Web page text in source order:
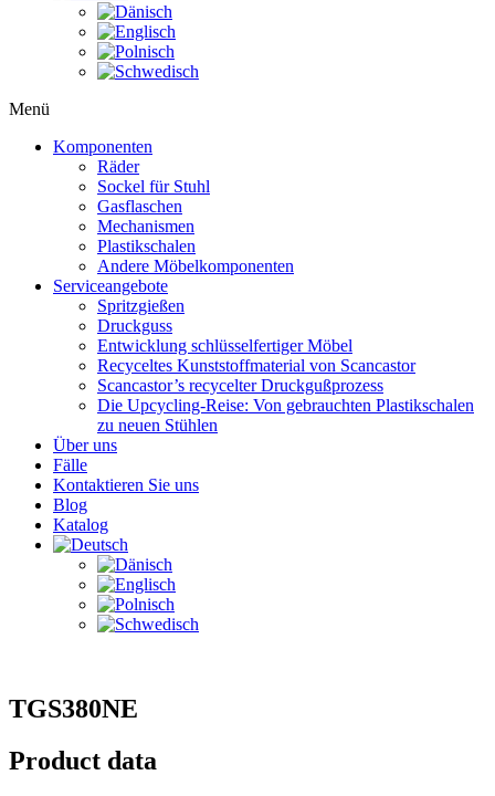
Menü
Komponenten
Räder
Sockel für Stuhl
Gasflaschen
Mechanismen
Plastikschalen
Andere Möbelkomponenten
Serviceangebote
Spritzgießen
Druckguss
Entwicklung schlüsselfertiger Möbel
Recyceltes Kunststoffmaterial von Scancastor
Scancastor’s recycelter Druckgußprozess
Die Upcycling-Reise: Von gebrauchten Plastikschalen
zu neuen Stühlen
Über uns
Fälle
Kontaktieren Sie uns
Blog
Katalog
TGS380NE
Product data